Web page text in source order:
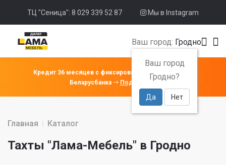
ТЦ "Сеница": 8 029 339 52 87 Мы в Instagram
Ваш город: Гродно
Ваш город
Гродно?
Да Нет
Кредит 36 месяцев с фиксированной ставкой 4% от
Беларусбанка
Подробнее
Главная Каталог
Тахты "Лама-Мебель" в Гродно